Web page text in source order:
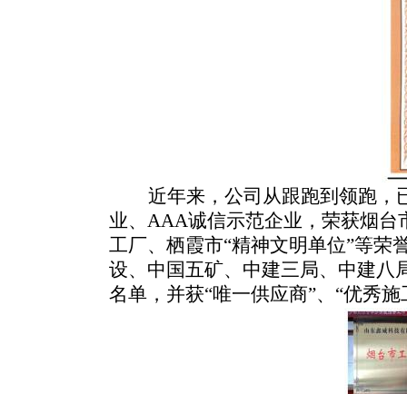
近年来，公司从跟跑到领跑，
业、AAA诚信示范企业， 荣获烟台
工厂、栖霞市“精神文明单位”等荣
设、中国五矿、中建三局、中建八
名单，并获“唯一供应商”、“优秀